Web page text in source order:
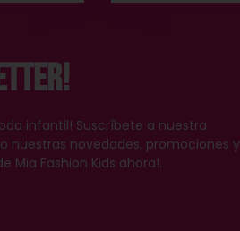
infantil! Suscríbete a nuestra
nuestras novedades, promociones y
Mia Fashion Kids ahora!.